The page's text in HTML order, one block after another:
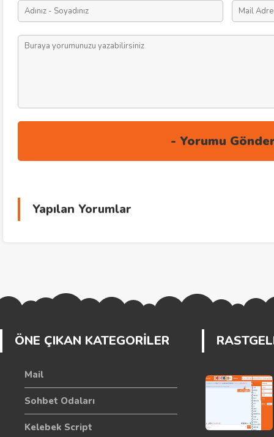
Yapılan Yorumlar
ÖNE ÇIKAN KATEGORİLER
Mail
Sohbet Odaları
Kelebek Script